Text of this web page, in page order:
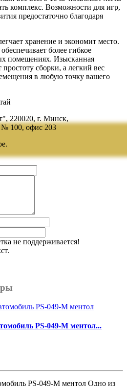
комплекс. Возможности для игр,
предостаточно благодаря
хранение и экономит место.
более гибкое
помещениях. Изысканная
простоту сборки, а легкий вес
в любую точку вашего
220020, г. Минск,
100, офис 203
не поддерживается!
PS-049-М ментол...
PS-049-М ментол Одно из